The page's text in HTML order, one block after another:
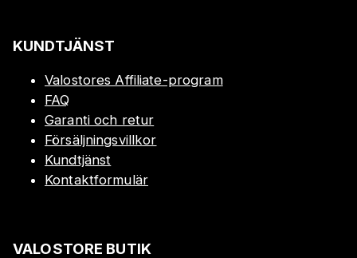
KUNDTJÄNST
Valostores Affiliate-program
FAQ
Garanti och retur
Försäljningsvillkor
Kundtjänst
Kontaktformulär
VALOSTORE BUTIK